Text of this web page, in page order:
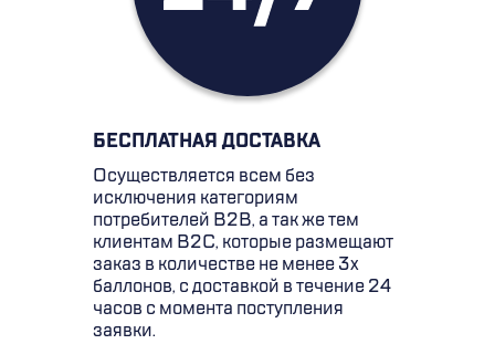
БЕСПЛАТНАЯ ДОСТАВКА
Осуществляется всем без
исключения категориям
потребителей B2B, а так же тем
клиентам B2C, которые размещают
заказ в количестве не менее 3х
баллонов, с доставкой в течение 24
часов с момента поступления
заявки.